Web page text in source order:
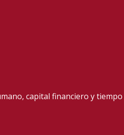
capital financiero y